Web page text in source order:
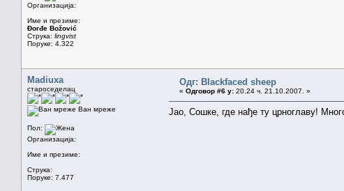
Организација:
Име и презиме:
Đorđe Božović
Струка: lingvist
Поруке: 4.322
Madiuxa
староседелац
Ван мреже
Пол:
Организација:
Име и презиме:
Струка:
Поруке: 7.477
Одг: Blackfaced sheep
« Одговор #6 у: 20.24 ч. 21.10.2007. »
Јао, Сошке, где нађе ту црноглаву!